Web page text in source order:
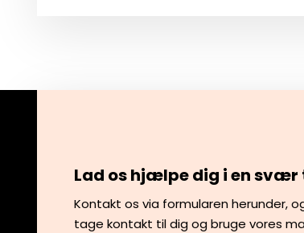
Lad os hjælpe dig i en svær
Kontakt os via formularen herunder,
tage kontakt til dig og bruge vores